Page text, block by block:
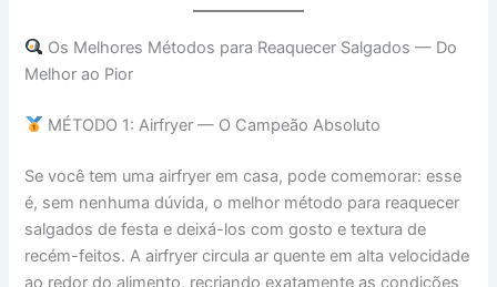
Os Melhores Métodos para Reaquecer Salgados — Do
Melhor ao Pior
MÉTODO 1: Airfryer — O Campeão Absoluto
Se você tem uma airfryer em casa, pode comemorar: esse
é, sem nenhuma dúvida, o melhor método para reaquecer
salgados de festa e deixá-los com gosto e textura de
recém-feitos. A airfryer circula ar quente em alta velocidade
ao redor do alimento, recriando exatamente as condições